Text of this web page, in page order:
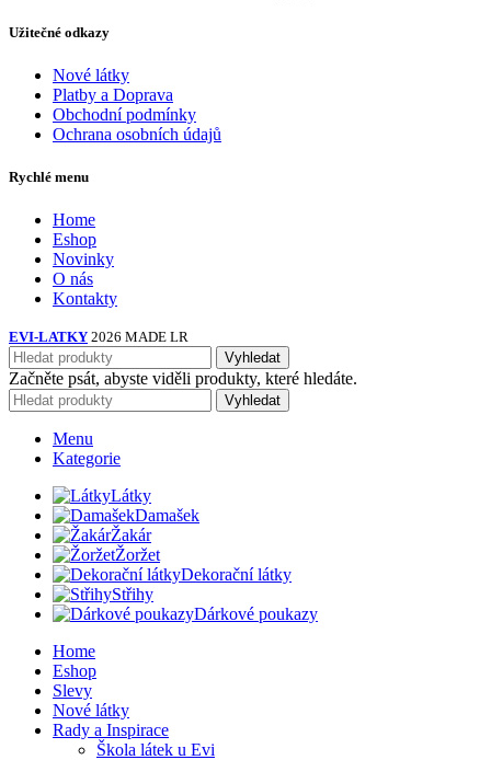
Užitečné odkazy
Nové látky
Platby a Doprava
Obchodní podmínky
Ochrana osobních údajů
Rychlé menu
Home
Eshop
Novinky
O nás
Kontakty
EVI-LATKY 2026 MADE LR
Vyhledat
Začněte psát, abyste viděli produkty, které hledáte.
Vyhledat
Menu
Kategorie
Látky
Damašek
Žakár
Žoržet
Dekorační látky
Střihy
Dárkové poukazy
Home
Eshop
Slevy
Nové látky
Rady a Inspirace
Škola látek u Evi